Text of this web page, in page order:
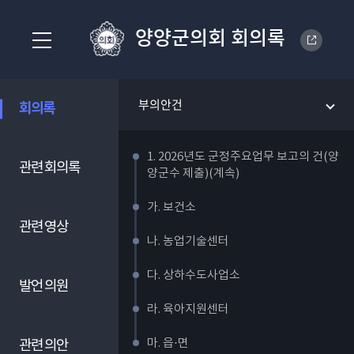
양양군의회 회의록
회의록 부의안건
1. 2026년도 군정주요업무 보고의 건(양
양군수 제출)(계속)
가. 보건소
나. 농업기술센터
다. 상하수도사업소
라. 육아지원센터
마. 읍·면
관련 회의록
관련 영상
발언 의원
관련 의안